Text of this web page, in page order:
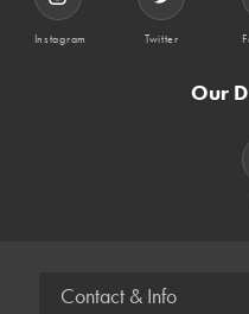
Instagram Twitter
Our
Contact & Info